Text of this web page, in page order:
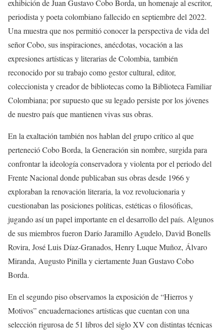
exhibición de Juan Gustavo Cobo Borda, un homenaje al escritor,
periodista y poeta colombiano fallecido en septiembre del 2022.
Una muestra que nos permitió conocer la perspectiva de vida del
señor Cobo, sus inspiraciones, anécdotas, vocación a las
expresiones artísticas y literarias de Colombia, también
reconocido por su trabajo como gestor cultural, editor,
coleccionista y creador de bibliotecas como la Biblioteca Familiar
Colombiana; por supuesto que su legado persiste por los jóvenes
de nuestro país que mantienen vivas sus obras.
En la exaltación también nos hablan del grupo crítico al que
perteneció Cobo Borda, la Generación sin nombre, surgida para
confrontar la ideología conservadora y violenta por el periodo del
Frente Nacional donde publicaban sus obras desde 1966 y
exploraban la renovación literaria, la voz revolucionaria y
cuestionaban las posiciones políticas, estéticas o filosóficas,
jugando así un papel importante en el desarrollo del país. Algunos
de sus miembros fueron Darío Jaramillo Agudelo, David Bonells
Rovira, José Luis Díaz-Granados, Henry Luque Muñoz, Álvaro
Miranda, Augusto Pinilla y ciertamente Juan Gustavo Cobo
Borda.
En el segundo piso observamos la exposición de “Hierros y
Motivos” encuadernaciones artísticas que cuentan con una
selección rigurosa de 51 libros del siglo XV con distintas técnicas